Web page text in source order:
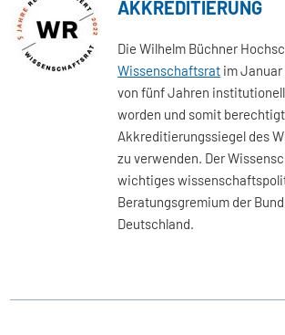
AKKREDITIERUNG
Die Wilhelm Büchner
Wissenschaftsrat im Januar
von fünf Jahren
worden und somit
Akkreditierungssiegel des
zu verwenden. Der
wichtiges
Beratungsgremium der
Deutschland.